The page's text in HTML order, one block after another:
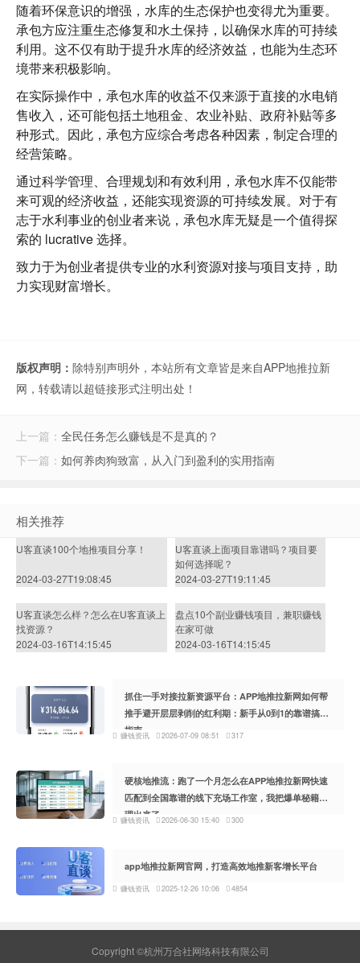
随着环保意识的增强，水库的生态保护也变得尤为重要。
承包方应注重生态修复和水土保持，以确保水库的可持续
利用。这不仅有助于提升水库的经济效益，也能为生态环
境带来积极影响。
在实际操作中，承包水库的收益不仅来源于直接的水电销
售收入，还可能包括土地租金、农业补贴、政府补贴等多
种形式。因此，承包方应综合考虑各种因素，制定合理的
经营策略。
通过科学管理、合理规划和有效利用，承包水库不仅能带
来可观的经济收益，还能实现资源的可持续发展。对于有
志于水利事业的创业者来说，承包水库无疑是一个值得探
索的 lucrative 选择。
致力于为创业者提供专业的水利资源对接与项目支持，助
力实现财富增长。
版权声明： 除特别声明外，本站所有文章皆是来自APP地推拉新
网，转载请以超链接形式注明出处！
上一篇： 全民任务怎么赚钱是不是真的？
下一篇： 如何养肉狗致富，从入门到盈利的实用指南
相关推荐
U客直谈100个地推项目分享！
2024-03-27T19:08:45
U客直谈上面项目靠谱吗？项目要
如何选择呢？
2024-03-27T19:11:45
U客直谈怎么样？怎么在U客直谈上
找资源？
2024-03-16T14:15:45
盘点10个副业赚钱项目，兼职赚钱
在家可做
2024-03-16T14:15:45
抓住一手对接拉新资源平台：APP地推拉新网如何帮
推手避开层层剥削的红利期：新手从0到1的靠谱搞钱
指南
赚钱资讯 2026-07-09 08:51 317
硬核地推流：跑了一个月怎么在APP地推拉新网快速
匹配到全国靠谱的线下充场工作室，我把爆单秘籍整
理出来了
赚钱资讯 2026-06-30 15:40 300
app地推拉新网官网，打造高效地推新客增长平台
赚钱资讯 2025-12-26 10:06 4854
Copyright ©杭州万合社网络科技有限公司